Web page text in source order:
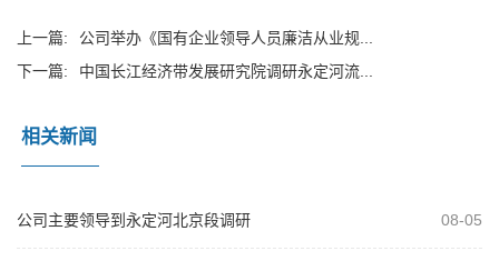
上一篇:
公司举办《国有企业领导人员廉洁从业规...
下一篇:
中国长江经济带发展研究院调研永定河流...
相关新闻
公司主要领导到永定河北京段调研 08-05